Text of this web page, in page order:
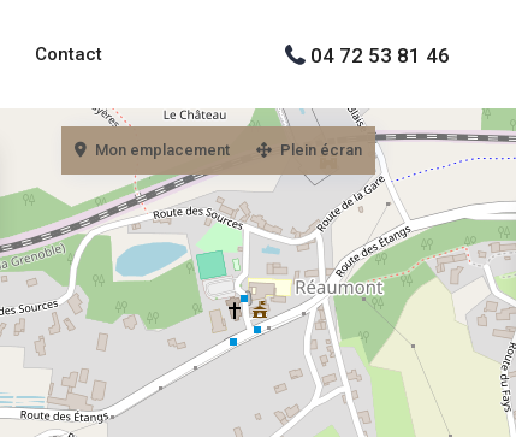
Contact 04 72 53 81 46
Mon emplacement Plein écran